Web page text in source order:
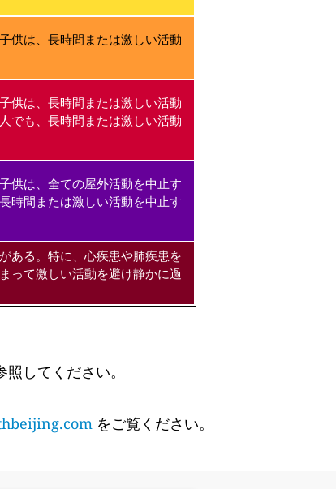
供は、長時間または激しい活動
供は、長時間または激しい活動
でも、長時間または激しい活動
供は、全ての屋外活動を中止す
時間または激しい活動を中止す
ある。特に、心疾患や肺疾患を
って激しい活動を避け静かに過
照してください。
をご覧ください。